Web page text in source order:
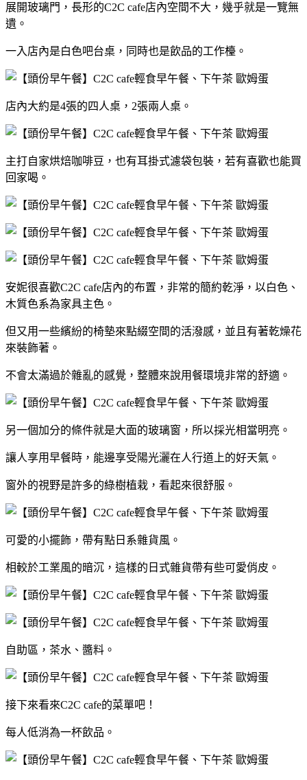
展開玻璃門，長形的C2C cafe店內空間不大，幾乎就是一覽無
遺。
一入店內是白色吧台桌，同時也是飲品的工作檯。
店內大約是4張的四人桌，2張兩人桌。
主打自家烘焙咖啡豆，也有耳掛式濾袋包裝，若有喜歡也能買
回家喝。
安妮很喜歡C2C cafe店內的布置，非常的簡約乾淨，以白色、
木質色系為家具主色。
但又用一些繽紛的椅墊來點綴空間的活潑感，並且有著乾燥花
來裝飾著。
不會太滿過於雜亂的感覺，整體來說用餐環境非常的舒適。
另一個加分的條件就是大面的玻璃窗，所以採光相當明亮。
讓人享用早餐時，能邊享受陽光灑在人行道上的好天氣。
窗外的視野是許多的綠樹植栽，看起來很舒服。
可愛的小擺飾，帶有點日系雜貨風。
相較於工業風的暗沉，這樣的日式雜貨帶有些可愛俏皮。
自助區，茶水、醬料。
接下來看來C2C cafe的菜單吧！
每人低消為一杯飲品。